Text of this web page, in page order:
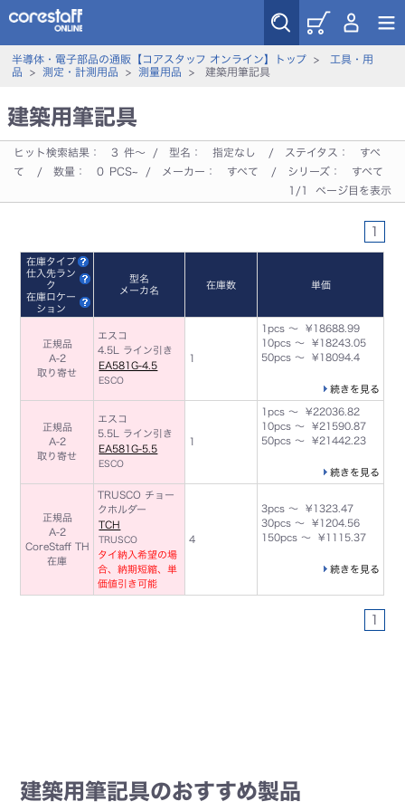
半導体・電子部品の通販【コアスタッフ オンライン】トップ>
工具・用
品 > 測定・計測用品 > 測量用品 > 建築用筆記具
建築用筆記具
ヒット検索結果： 3 件～ / 型名： 指定なし / ステイタス：
すべ
て
/ 数量： 0 PCS~ / メーカー： すべて / シリーズ：
すべて
1/1 ページ目を表示
1
在庫タイプ
仕入先ラン
ク
在庫ロケー
ション
型名
メーカ名
在庫数 単価
正規品
A-2
取り寄せ
エスコ
4.5L ライン引き
EA581G-4.5
ESCO
1
1pcs ～ ¥18688.99
10pcs ～ ¥18243.05
50pcs ～ ¥18094.4
続きを見る
正規品
A-2
取り寄せ
エスコ
5.5L ライン引き
EA581G-5.5
ESCO
1
1pcs ～ ¥22036.82
10pcs ～ ¥21590.87
50pcs ～ ¥21442.23
続きを見る
正規品
A-2
CoreStaff TH
在庫
TRUSCO チョー
クホルダー
TCH
TRUSCO
タイ納入希望の場
合、納期短縮、単
価値引き可能
4
3pcs ～ ¥1323.47
30pcs ～ ¥1204.56
150pcs ～ ¥1115.37
続きを見る
1
建築用筆記具のおすすめ製品